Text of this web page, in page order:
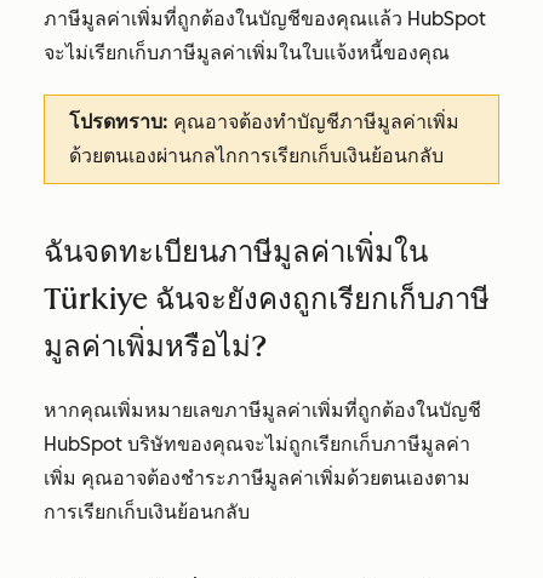
ภาษีมูลค่าเพิ่มที่ถูกต้องในบัญชีของคุณแล้ว HubSpot
จะไม่เรียกเก็บภาษีมูลค่าเพิ่มในใบแจ้งหนี้ของคุณ
โปรดทราบ: คุณอาจต้องทำบัญชีภาษีมูลค่าเพิ่ม
ด้วยตนเองผ่านกลไกการเรียกเก็บเงินย้อนกลับ
ฉันจดทะเบียนภาษีมูลค่าเพิ่มใน
Türkiye ฉันจะยังคงถูกเรียกเก็บภาษี
มูลค่าเพิ่มหรือไม่?
หากคุณเพิ่มหมายเลขภาษีมูลค่าเพิ่มที่ถูกต้องในบัญชี
HubSpot บริษัทของคุณจะไม่ถูกเรียกเก็บภาษีมูลค่า
เพิ่ม คุณอาจต้องชำระภาษีมูลค่าเพิ่มด้วยตนเองตาม
การเรียกเก็บเงินย้อนกลับ